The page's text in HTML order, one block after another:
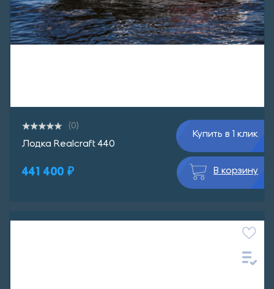
(0)
Лодка Realcraft 440
441 400 ₽
Купить в 1 клик
В корзину